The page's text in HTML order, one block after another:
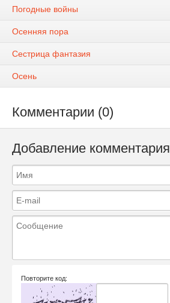
Погодные войны
Осенняя пора
Сестрица фантазия
Осень
Комментарии (0)
Добавление комментария
Повторите код: